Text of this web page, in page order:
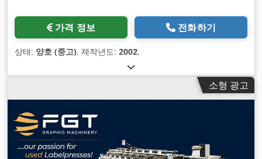
가격 정보 전화하기
상태: 양호 (중고), 제작년도: 2002,
소형 광고